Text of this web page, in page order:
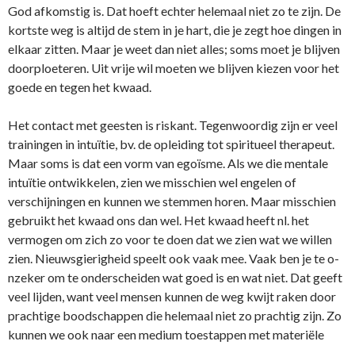
God afkomstig is. Dat hoeft echter helemaal niet zo te zijn. De
kortste weg is altijd de stem in je hart, die je zegt hoe dingen in
elkaar zitten. Maar je weet dan niet alles; soms moet je blijven
doorploeteren. Uit vrije wil moeten we blijven kiezen voor het
goede en tegen het kwaad.
Het contact met geesten is riskant. Tegenwoordig zijn er veel
trainingen in intuïtie, bv. de opleiding tot spiritueel therapeut.
Maar soms is dat een vorm van egoïsme. Als we die mentale
intuïtie o­ntwikkelen, zien we misschien wel engelen of
verschijningen en kunnen we stemmen horen. Maar misschien
gebruikt het kwaad o­ns dan wel. Het kwaad heeft nl. het
vermogen om zich zo voor te doen dat we zien wat we willen
zien. Nieuwsgierigheid speelt ook vaak mee. Vaak ben je te o­
nzeker om te o­nderscheiden wat goed is en wat niet. Dat geeft
veel lijden, want veel mensen kunnen de weg kwijt raken door
prachtige boodschappen die helemaal niet zo prachtig zijn. Zo
kunnen we ook naar een medium toestappen met materiële